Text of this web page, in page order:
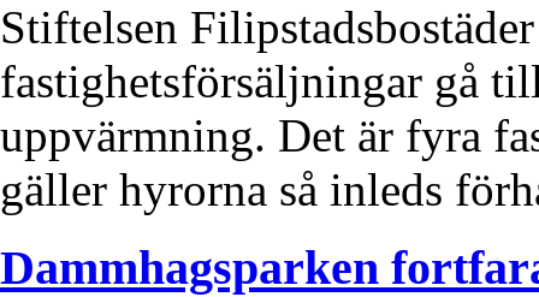
Stiftelsen
fastighetsförsäljningar gå
uppvärmning. Det är fyra
gäller hyrorna så inleds
Dammhagsparken